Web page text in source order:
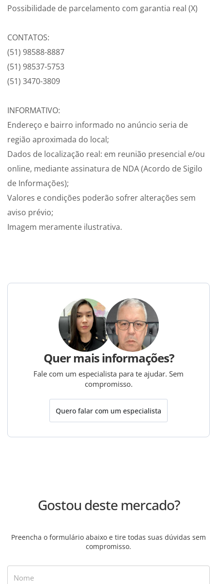
Possibilidade de parcelamento com garantia real (X)
CONTATOS:
(51) 98588-8887
(51) 98537-5753
(51) 3470-3809
INFORMATIVO:
Endereço e bairro informado no anúncio seria de
região aproximada do local;
Dados de localização real: em reunião presencial e/ou
online, mediante assinatura de NDA (Acordo de Sigilo
de Informações);
Valores e condições poderão sofrer alterações sem
aviso prévio;
Imagem meramente ilustrativa.
Quer mais informações?
Fale com um especialista para te ajudar. Sem
compromisso.
Quero falar com um especialista
Gostou deste mercado?
Preencha o formulário abaixo e tire todas suas dúvidas sem
compromisso.